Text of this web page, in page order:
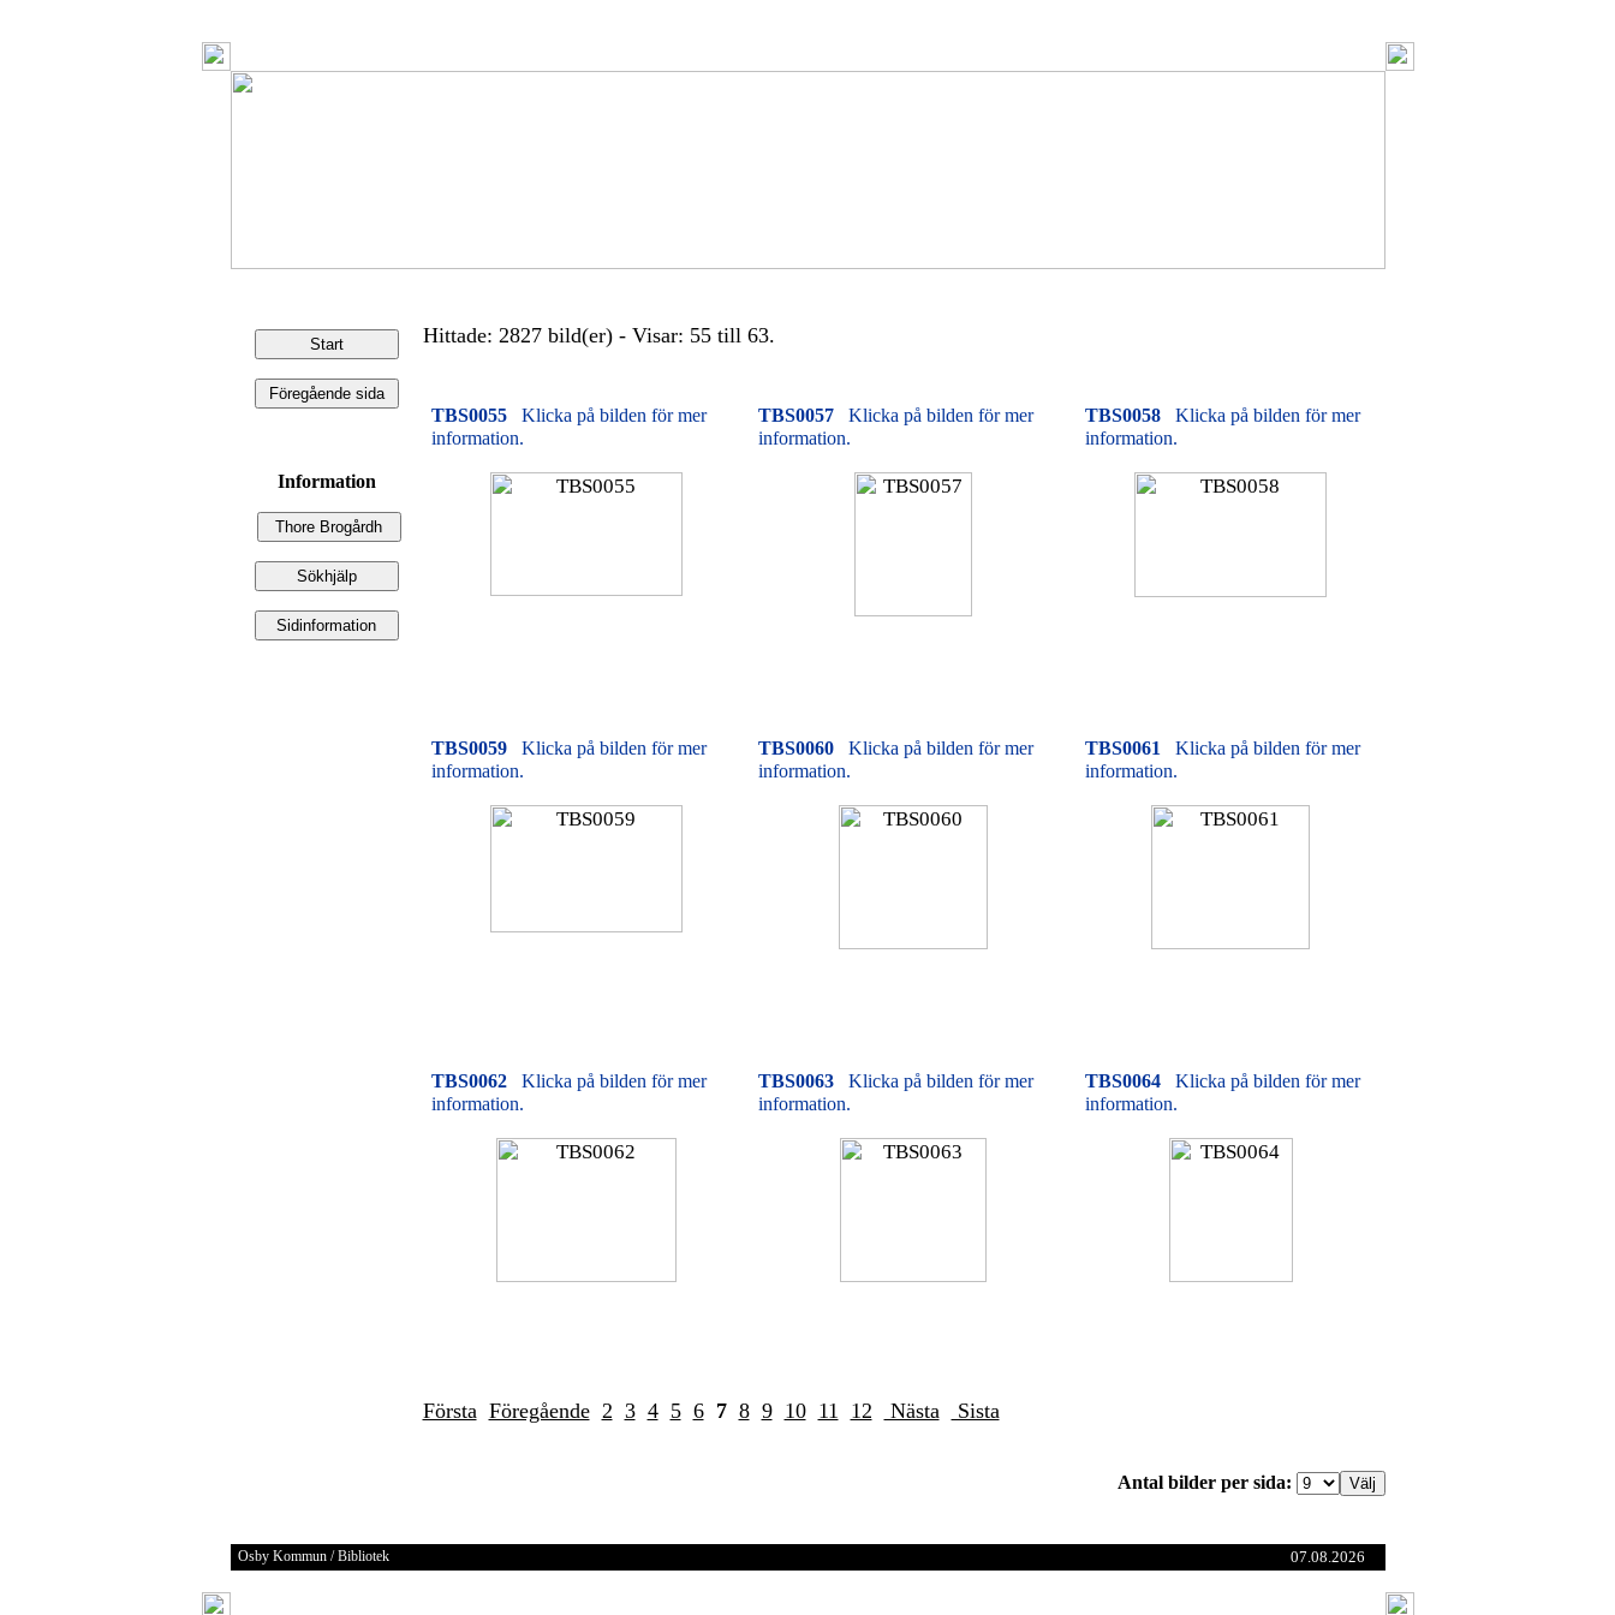
Information
Hittade: 2827 bild(er) - Visar: 55 till 63.
TBS0055
Klicka på bilden för mer
information.
TBS0057
Klicka på bilden för mer
information.
TBS0058
Klicka på bilden för mer
information.
TBS0059
Klicka på bilden för mer
information.
TBS0060
Klicka på bilden för mer
information.
TBS0061
Klicka på bilden för mer
information.
TBS0062
Klicka på bilden för mer
information.
TBS0063
Klicka på bilden för mer
information.
TBS0064
Klicka på bilden för mer
information.
Första Föregående 2 3 4 5 6 7 8 9 10 11 12 Nästa Sista
Antal bilder per sida:
Osby Kommun / Bibliotek 07.08.2026